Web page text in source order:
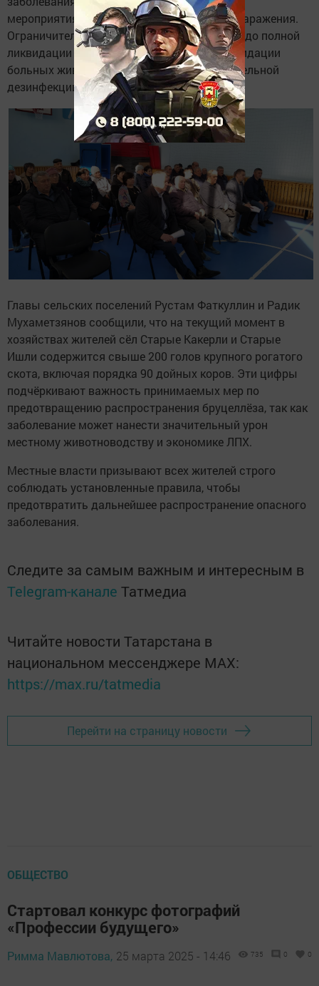
мероприятия по ликвидации последствий заражения.
Ограничительные меры будут действовать до полной
ликвидации очага инфекции, включая ликвидации
больных животных и проведение заключительной
дезинфекции.
Главы сельских поселений Рустам Фаткуллин и Радик
Мухаметзянов сообщили, что на текущий момент в
хозяйствах жителей сёл Старые Какерли и Старые
Ишли содержится свыше 200 голов крупного рогатого
скота, включая порядка 90 дойных коров. Эти цифры
подчёркивают важность принимаемых мер по
предотвращению распространения бруцеллёза, так как
заболевание может нанести значительный урон
местному животноводству и экономике ЛПХ.
Местные власти призывают всех жителей строго
соблюдать установленные правила, чтобы
предотвратить дальнейшее распространение опасного
заболевания.
Следите за самым важным и интересным в
Telegram-канале Татмедиа
Читайте новости Татарстана в
национальном мессенджере MАХ:
https://max.ru/tatmedia
Перейти на страницу новости
ОБЩЕСТВО
Стартовал конкурс фотографий
«Профессии будущего»
Римма Мавлютова, 25 марта 2025 - 14:46 735 0 0